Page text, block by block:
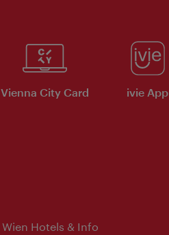
Vienna City Card ivie App
Wien Hotels & Info